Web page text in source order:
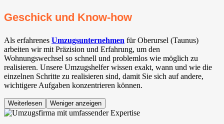
Geschick und Know-how
Als erfahrenes Umzugsunternehmen für Oberursel (Taunus)
arbeiten wir mit Präzision und Erfahrung, um den
Wohnungswechsel so schnell und problemlos wie möglich zu
realisieren. Unsere Umzugshelfer wissen exakt, wann und wie die
einzelnen Schritte zu realisieren sind, damit Sie sich auf andere,
wichtigere Aufgaben konzentrieren können.
Weiterlesen Weniger anzeigen